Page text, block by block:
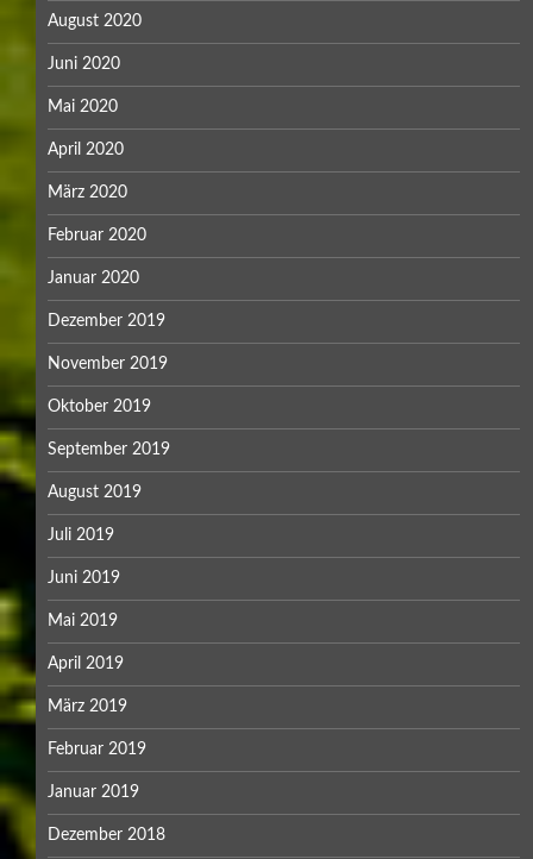
August 2020
Juni 2020
Mai 2020
April 2020
März 2020
Februar 2020
Januar 2020
Dezember 2019
November 2019
Oktober 2019
September 2019
August 2019
Juli 2019
Juni 2019
Mai 2019
April 2019
März 2019
Februar 2019
Januar 2019
Dezember 2018